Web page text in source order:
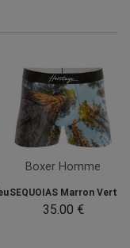
Boxer Homme
SEQUOIAS Marron Vert
35.00 €